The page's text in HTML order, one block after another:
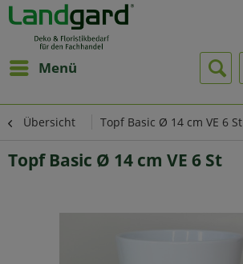
Menü
Übersicht Topf Basic Ø 14 cm VE 6 St
Topf Basic Ø 14 cm VE 6 St